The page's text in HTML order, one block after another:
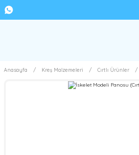
Anasayfa Kreş Malzemeleri Cırtlı Ürünler